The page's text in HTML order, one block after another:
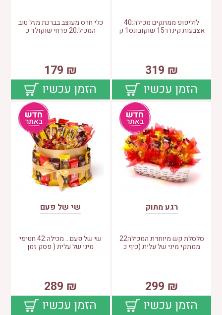
לוליפופ ממתקים מכילה:40
אצבעות קינדר15 שוקובונס1 ק
₪
319
הזמן עכשיו
כלי חרס מעוצב בברכת מזל טוב
המכיל:20 פרחי שוקולד כ
₪
179
הזמן עכשיו
רגע מתוק
סלסלת קש מיוחדת המכילה22
ממתקי מיני של עלית (כיף כ
₪
299
הזמן עכשיו
שי של פעם
שי של פעם... מכילה:42 חטיפי
מיני של עלית ( פסק זמן
₪
289
הזמן עכשיו